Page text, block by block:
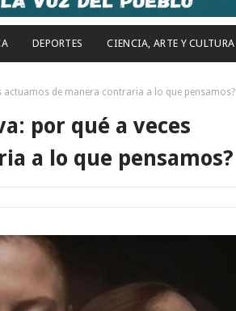
DEPORTES CIENCIA, ARTE Y CULTURA
actuamos de manera contraria a lo que pensamos?
por qué a veces
a lo que pensamos?